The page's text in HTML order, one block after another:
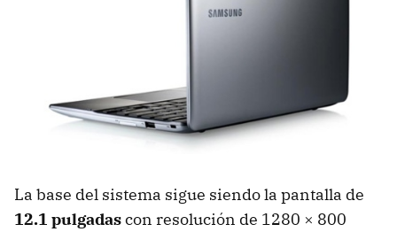
La base del sistema sigue siendo la pantalla de
12.1 pulgadascon resolución de 1280 × 800